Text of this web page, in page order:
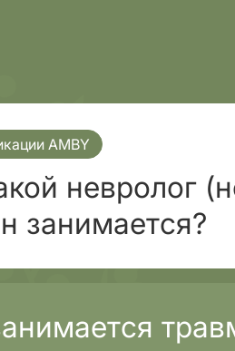
AMBY
невролог
занимается?